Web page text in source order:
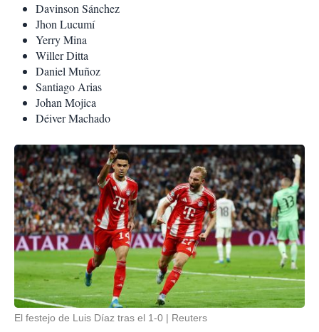
Davinson Sánchez
Jhon Lucumí
Yerry Mina
Willer Ditta
Daniel Muñoz
Santiago Arias
Johan Mojica
Déiver Machado
El festejo de Luis Díaz tras el 1-0 Reuters